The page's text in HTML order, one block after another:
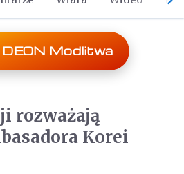
DEON Modlitwa
rozważają
Korei